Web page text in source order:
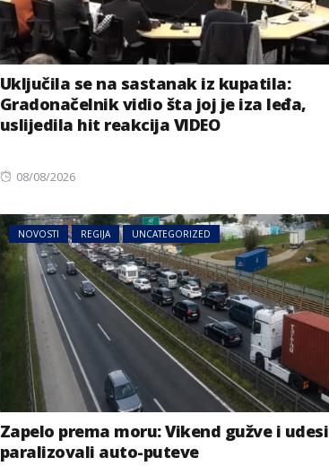
Uključila se na sastanak iz kupatila:
Gradonačelnik vidio šta joj je iza leđa,
uslijedila hit reakcija VIDEO
Posted
08/08/2026
NOVOSTI REGIJA UNCATEGORIZED
Zapelo prema moru: Vikend gužve i udesi
paralizovali auto-puteve